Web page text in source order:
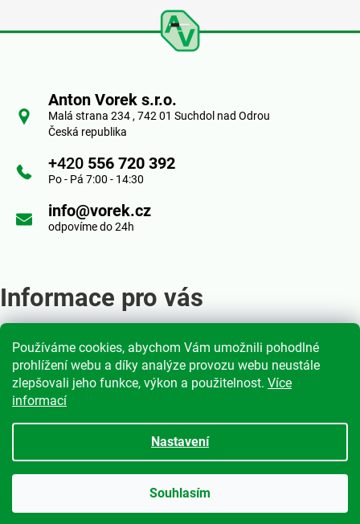
Používáme cookies, abychom Vám umožnili pohodlné
prohlížení webu a díky analýze provozu webu neustále
zlepšovali jeho funkce, výkon a použitelnost. Více
informací
Nastavení
Souhlasím
l
á
y
ý
p
i
s
u
Anton Vorek s.r.o.
Malá strana 234 , 742 01 Suchdol nad Odrou
Česká republika
+420 556 720 392
Po - Pá 7:00 - 14:30
info@vorek.cz
odpovíme do 24h
Informace pro vás
Obchodní podmínky
Podmínky ochrany osobních údajů
Moje objednávka
Vytvořil Shoptet | mime digital